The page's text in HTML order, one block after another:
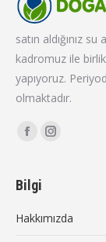
satın aldığınız
kadromuz ile
yapıyoruz.
olmaktadır.
Find us on:
Facebook
opens
new
Instagram
new
Bilgi
Hakkımızda